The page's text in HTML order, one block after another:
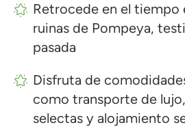
Retrocede en el tiempo
ruinas de Pompeya,
pasada
Disfruta de
como transporte de
selectas y alojamiento